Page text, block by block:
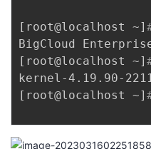
[ root@localhost ~]
BigCloud
[ root@localhost ~]
[ root@localhost ~]